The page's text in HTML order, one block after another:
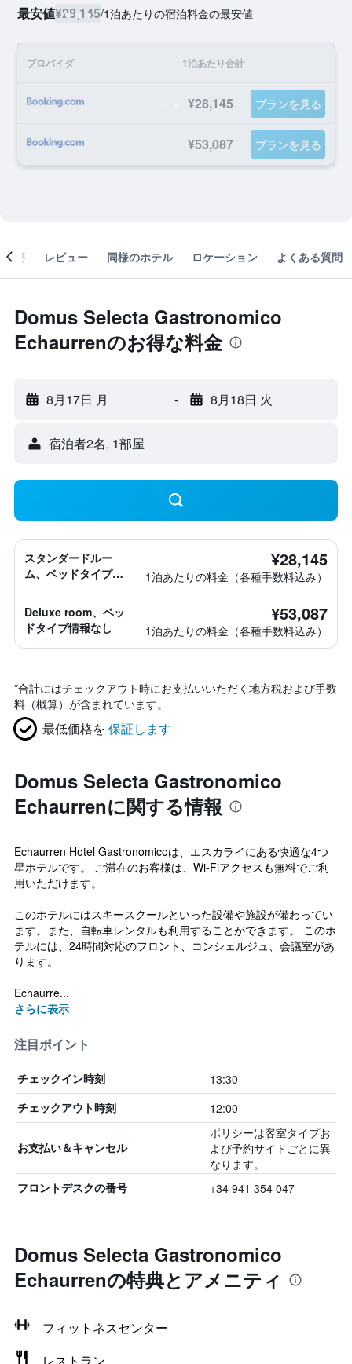
最安値¥28,145/1泊あたりの宿泊料金の最安値
プロバイダ 1泊あたり合計
¥28,145 プランを見る
¥53,087 プランを見る
概要 レビュー 同様のホテル ロケーション よくある質問
Domus Selecta Gastronomico
Echaurrenのお得な料金
8月17日 月 - 8月18日 火
宿泊者2名, 1​部屋
スタンダードルー
ム、ベッドタイプ情
¥28,145
1泊あたりの料金（各種手数料込み）
Deluxe room、ベッ
ドタイプ情報なし
¥53,087
1泊あたりの料金（各種手数料込み）
*合計にはチェックアウト時にお支払いいただく地方税および手数
料（概算）が含まれています。
最低価格を 保証します
Domus Selecta Gastronomico
Echaurrenに関する情報
Echaurren Hotel Gastronomicoは、エスカライにある快適な4つ
星ホテルです。 ご滞在のお客様は、Wi-Fiアクセスも無料でご利
用いただけます。
このホテルにはスキースクールといった設備や施設が備わってい
ます。また、自転車レンタルも利用することができます。 このホ
テルには、24時間対応のフロント、コンシェルジュ、会議室があ
ります。
Echaurre...
さらに表示
注目ポイント
チェックイン時刻 13:30
チェックアウト時刻 12:00
お支払い＆キャンセル
ポリシーは客室タイプお
よび予約サイトごとに異
なります。
フロントデスクの番号 +34 941 354 047
Domus Selecta Gastronomico
Echaurrenの特典とアメニティ
フィットネスセンター